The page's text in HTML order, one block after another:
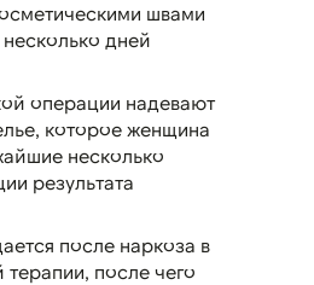
швами
дней
операции надевают
которое женщина
несколько
результата
после наркоза в
терапии, после чего